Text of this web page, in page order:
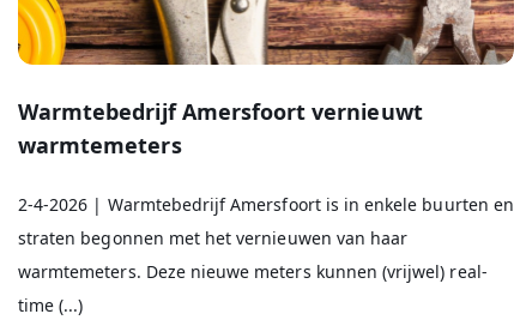
Warmtebedrijf Amersfoort vernieuwt
warmtemeters
2-4-2026 | Warmtebedrijf Amersfoort is in enkele buurten en
straten begonnen met het vernieuwen van haar
warmtemeters. Deze nieuwe meters kunnen (vrijwel) real-
time (...)